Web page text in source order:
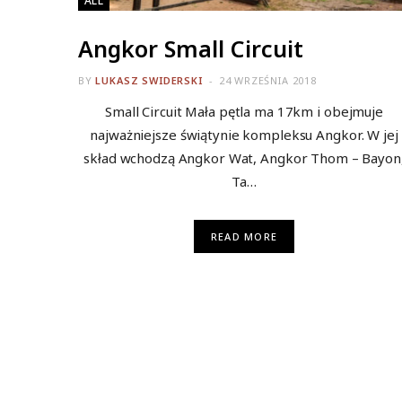
Angkor Small Circuit
BY LUKASZ SWIDERSKI 24 WRZEŚNIA 2018
Small Circuit Mała pętla ma 17km i obejmuje
najważniejsze świątynie kompleksu Angkor. W jej
skład wchodzą Angkor Wat, Angkor Thom –
Ta…
READ MORE